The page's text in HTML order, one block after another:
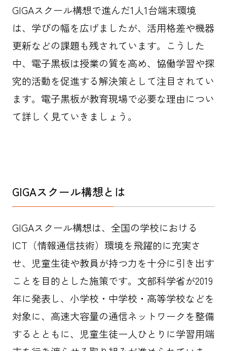
GIGAスクール構想で進んだ1人1台端末環境
は、学びの幅を広げましたが、活用格差や機器
更新などの課題も残されています。こうした
中、電子黒板は授業の質を高め、協働学習や探
究的活動を促進する解決策として注目されてい
ます。電子黒板が教育現場で必要な理由につい
て詳しく見ていきましょう。
GIGAスクール構想とは
GIGAスクール構想は、全国の学校における
ICT（情報通信技術）環境を飛躍的に充実さ
せ、児童生徒や教員が持つ力を十分に引き出す
ことを目的とした施策です。文部科学省が2019
年に発表し、小学校・中学校・高等学校などを
対象に、高速大容量の通信ネットワークを整備
するとともに、児童生徒一人ひとりに学習用端